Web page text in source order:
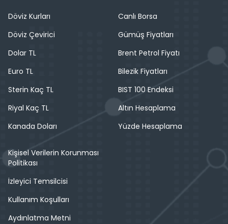
Döviz Kurları
Döviz Çevirici
Dolar TL
Euro TL
Sterin Kaç TL
Riyal Kaç TL
Kanada Doları
Canlı Borsa
Gümüş Fiyatları
Brent Petrol Fiyatı
Bilezik Fiyatları
BIST 100 Endeksi
Altın Hesaplama
Yüzde Hesaplama
Kişisel Verilerin Korunması
Politikası
İzleyici Temsilcisi
Kullanım Koşulları
Aydınlatma Metni